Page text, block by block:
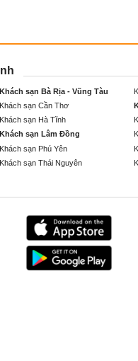
Khách sạn Bà Rịa - Vũng Tàu
Khách sạn Cần Thơ
Khách sạn Hà Tĩnh
Khách sạn Lâm Đồng
Khách sạn Phú Yên
Khách sạn Thái Nguyên